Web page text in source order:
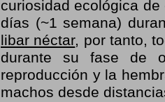
curiosidad ecológica
días (~1 semana)
libar néctar, por tanto,
durante su fase de
reproducción y la
machos desde